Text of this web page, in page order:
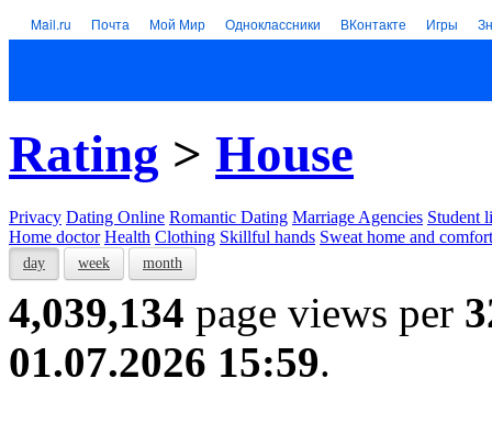
Mail.ru Почта Мой Мир Одноклассники ВКонтакте Игры
Rating > House
Privacy Dating Online Romantic Dating Marriage Agencies Student
Home doctor Health Clothing Skillful hands Sweat home and comfort
day week month
4,039,134 page views per
01.07.2026 15:59.